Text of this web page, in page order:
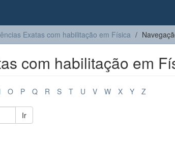
Exatas com habilitação em Física
com habilitação em
O P Q R S T U V W X Y Z
Ir